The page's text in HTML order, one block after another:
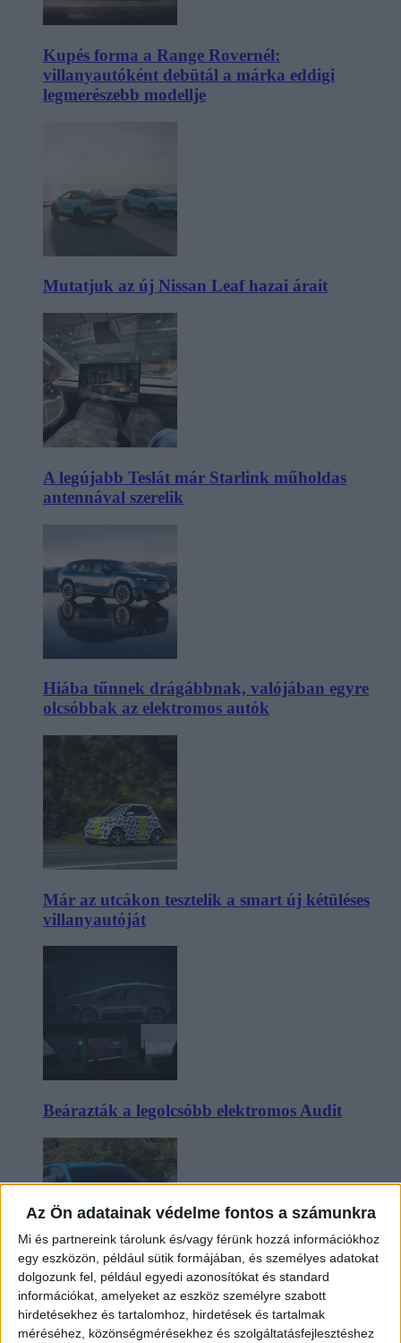
Az Ön adatainak védelme fontos a számunkra
Mi és partnereink tárolunk és/vagy férünk hozzá információkhoz
egy eszközön, például sütik formájában, és személyes adatokat
dolgozunk fel, például egyedi azonosítókat és standard
információkat, amelyeket az eszköz személyre szabott
hirdetésekhez és tartalomhoz, hirdetések és tartalmak
méréséhez, közönségmérésekhez és szolgáltatásfejlesztéshez
Kupés forma a Range Rovernél:
villanyautóként debütál a márka eddigi
legmerészebb modellje
Mutatjuk az új Nissan Leaf hazai árait
A legújabb Teslát már Starlink műholdas
antennával szerelik
Hiába tűnnek drágábbnak, valójában egyre
olcsóbbak az elektromos autók
Már az utcákon tesztelik a smart új kétüléses
villanyautóját
Beárazták a legolcsóbb elektromos Audit
Két év sem kellett: máris nyugdíjba küldi utolsó
amerikai villanyautóját a Honda